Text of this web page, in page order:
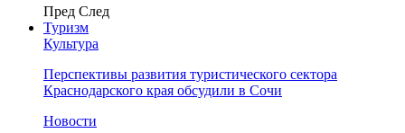
Пред След
Туризм
Культура
Перспективы развития туристического сектора
Краснодарского края обсудили в Сочи
Новости